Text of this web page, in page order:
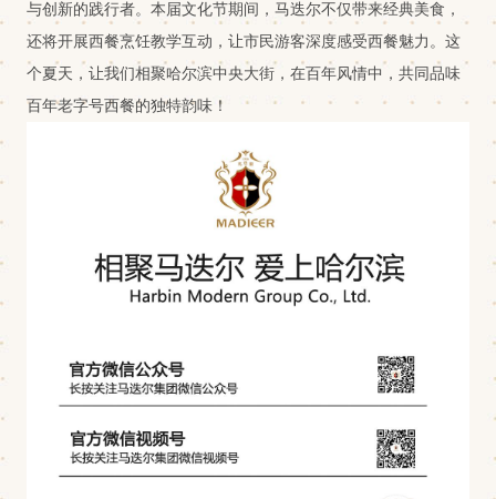
与创新的践行者。本届文化节期间，马迭尔不仅带来经典美食，
还将开展西餐烹饪教学互动，让市民游客深度感受西餐魅力。这
个夏天，让我们相聚哈尔滨中央大街，在百年风情中，共同品味
百年老字号西餐的独特韵味！